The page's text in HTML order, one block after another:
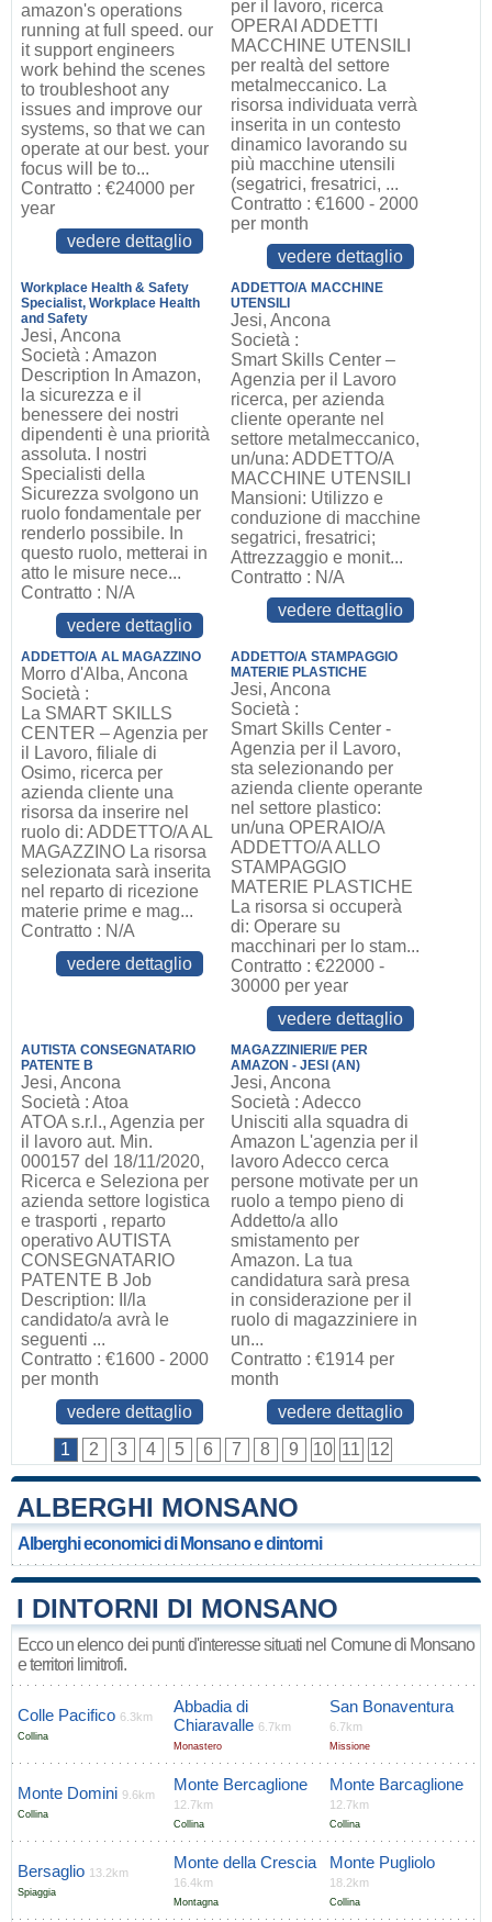
amazon's operations
running at full speed. our
it support engineers
work behind the scenes
to troubleshoot any
issues and improve our
systems, so that we can
operate at our best. your
focus will be to...
Contratto : €24000 per
year
vedere dettaglio
per il lavoro, ricerca
OPERAI ADDETTI
MACCHINE UTENSILI
per realtà del settore
metalmeccanico. La
risorsa individuata verrà
inserita in un contesto
dinamico lavorando su
più macchine utensili
(segatrici, fresatrici, ...
Contratto : €1600 - 2000
per month
vedere dettaglio
Workplace Health & Safety
Specialist, Workplace Health
and Safety
Jesi, Ancona
Società : Amazon
Description In Amazon,
la sicurezza e il
benessere dei nostri
dipendenti è una priorità
assoluta. I nostri
Specialisti della
Sicurezza svolgono un
ruolo fondamentale per
renderlo possibile. In
questo ruolo, metterai in
atto le misure nece...
Contratto : N/A
vedere dettaglio
ADDETTO/A MACCHINE
UTENSILI
Jesi, Ancona
Società :
Smart Skills Center –
Agenzia per il Lavoro
ricerca, per azienda
cliente operante nel
settore metalmeccanico,
un/una: ADDETTO/A
MACCHINE UTENSILI
Mansioni: Utilizzo e
conduzione di macchine
segatrici, fresatrici;
Attrezzaggio e monit...
Contratto : N/A
vedere dettaglio
ADDETTO/A AL MAGAZZINO
Morro d'Alba, Ancona
Società :
La SMART SKILLS
CENTER – Agenzia per
il Lavoro, filiale di
Osimo, ricerca per
azienda cliente una
risorsa da inserire nel
ruolo di: ADDETTO/A AL
MAGAZZINO La risorsa
selezionata sarà inserita
nel reparto di ricezione
materie prime e mag...
Contratto : N/A
vedere dettaglio
ADDETTO/A STAMPAGGIO
MATERIE PLASTICHE
Jesi, Ancona
Società :
Smart Skills Center -
Agenzia per il Lavoro,
sta selezionando per
azienda cliente operante
nel settore plastico:
un/una OPERAIO/A
ADDETTO/A ALLO
STAMPAGGIO
MATERIE PLASTICHE
La risorsa si occuperà
di: Operare su
macchinari per lo stam...
Contratto : €22000 -
30000 per year
vedere dettaglio
AUTISTA CONSEGNATARIO
PATENTE B
Jesi, Ancona
Società : Atoa
ATOA s.r.l., Agenzia per
il lavoro aut. Min.
000157 del 18/11/2020,
Ricerca e Seleziona per
azienda settore logistica
e trasporti , reparto
operativo AUTISTA
CONSEGNATARIO
PATENTE B Job
Description: Il/la
candidato/a avrà le
seguenti ...
Contratto : €1600 - 2000
per month
vedere dettaglio
MAGAZZINIERI/E PER
AMAZON - JESI (AN)
Jesi, Ancona
Società : Adecco
Unisciti alla squadra di
Amazon L'agenzia per il
lavoro Adecco cerca
persone motivate per un
ruolo a tempo pieno di
Addetto/a allo
smistamento per
Amazon. La tua
candidatura sarà presa
in considerazione per il
ruolo di magazziniere in
un...
Contratto : €1914 per
month
vedere dettaglio
1
2 3 4 5 6 7 8 9 10 11 12
ALBERGHI MONSANO
Alberghi economici di Monsano e dintorni
I DINTORNI DI MONSANO
Ecco un elenco dei punti d'interesse situati nel Comune di Monsano
e territori limitrofi.
Colle Pacifico 6.3km
Collina
Abbadia di
Chiaravalle 6.7km
Monastero
San Bonaventura
6.7km
Missione
Monte Domini 9.6km
Collina
Monte Bercaglione
12.7km
Collina
Monte Barcaglione
12.7km
Collina
Bersaglio 13.2km
Spiaggia
Monte della Crescia
16.4km
Montagna
Monte Pugliolo
18.2km
Collina